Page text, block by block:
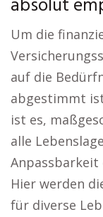
absolut
Um die
auf die
abgestimmt
ist es,
alle
Anpassbarkeit
Hier werden
für diverse